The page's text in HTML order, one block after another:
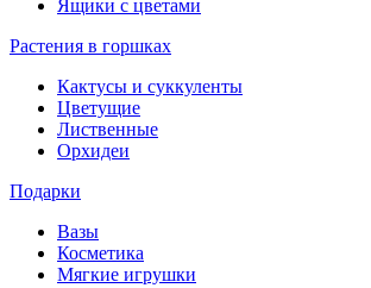
Ящики с цветами
Растения в горшках
Кактусы и суккуленты
Цветущие
Лиственные
Орхидеи
Подарки
Вазы
Косметика
Мягкие игрушки